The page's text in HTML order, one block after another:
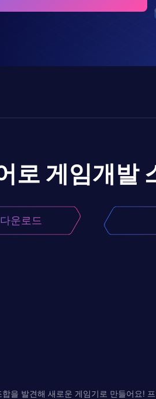
로 게임개발
운로드
을 발견해 새로운 게임기로 만들어요!